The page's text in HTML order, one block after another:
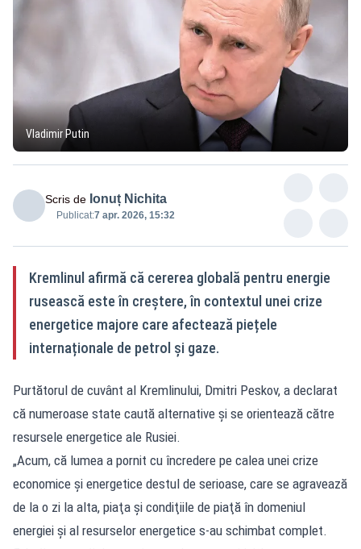
Vladimir Putin
Scris de Ionuț Nichita
Publicat:7 apr. 2026, 15:32
Kremlinul afirmă că cererea globală pentru energie
rusească este în creștere, în contextul unei crize
energetice majore care afectează piețele
internaționale de petrol și gaze.
Purtătorul de cuvânt al Kremlinului, Dmitri Peskov, a declarat
că numeroase state caută alternative și se orientează către
resursele energetice ale Rusiei.
„Acum, că lumea a pornit cu încredere pe calea unei crize
economice şi energetice destul de serioase, care se agravează
de la o zi la alta, piaţa şi condiţiile de piaţă în domeniul
energiei şi al resurselor energetice s-au schimbat complet.